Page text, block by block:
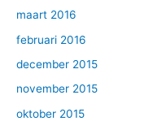
maart 2016
februari 2016
december 2015
november 2015
oktober 2015